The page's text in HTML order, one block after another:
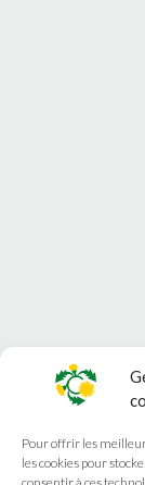
Pour offrir les
les cookies pour